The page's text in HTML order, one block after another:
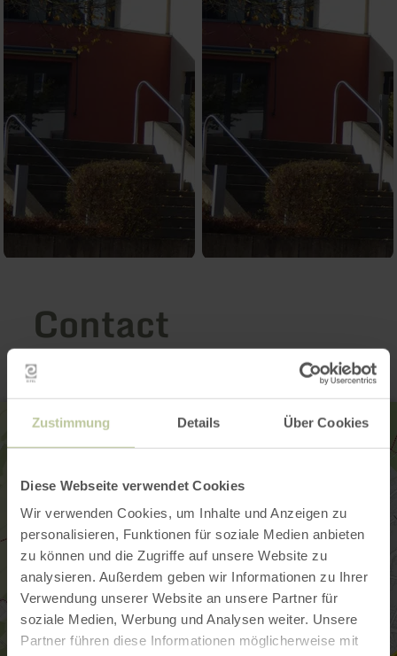
Zustimmung Details Über Cookies
Diese Webseite verwendet Cookies
Wir verwenden Cookies, um Inhalte und Anzeigen zu
personalisieren, Funktionen für soziale Medien anbieten
zu können und die Zugriffe auf unsere Website zu
analysieren. Außerdem geben wir Informationen zu Ihrer
Verwendung unserer Website an unsere Partner für
soziale Medien, Werbung und Analysen weiter. Unsere
Partner führen diese Informationen möglicherweise mit
Contact